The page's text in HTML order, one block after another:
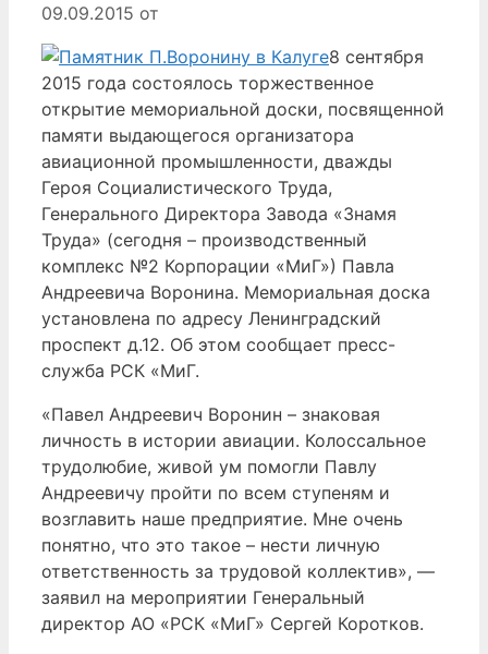
09.09.2015 от
8 сентября
2015 года состоялось торжественное
открытие мемориальной доски, посвященной
памяти выдающегося организатора
авиационной промышленности, дважды
Героя Социалистического Труда,
Генерального Директора Завода «Знамя
Труда» (сегодня – производственный
комплекс №2 Корпорации «МиГ») Павла
Андреевича Воронина. Мемориальная доска
установлена по адресу Ленинградский
проспект д.12. Об этом сообщает пресс-
служба РСК «МиГ.
«Павел Андреевич Воронин – знаковая
личность в истории авиации. Колоссальное
трудолюбие, живой ум помогли Павлу
Андреевичу пройти по всем ступеням и
возглавить наше предприятие. Мне очень
понятно, что это такое – нести личную
ответственность за трудовой коллектив», —
заявил на мероприятии Генеральный
директор АО «РСК «МиГ» Сергей Коротков.